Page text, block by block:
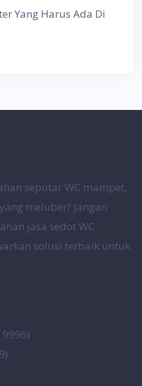
Yang Harus Ada Di
seputar WC mampet,
meluber? Jangan
jasa sedot WC
solusi terbaik untuk